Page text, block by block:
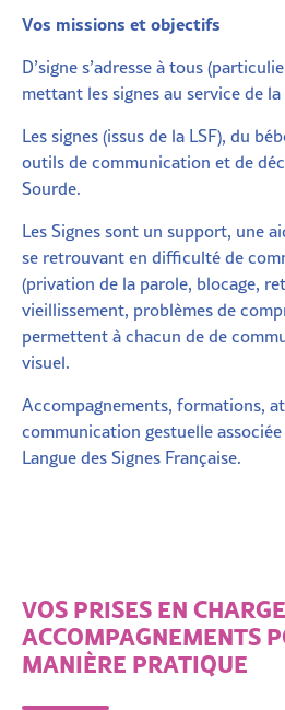
Vos missions et objectifs
D’signe s’adresse à tous
mettant les signes au service de
Les signes (issus de la LSF), du
outils de communication et de
Sourde.
Les Signes sont un support, une
se retrouvant en difficulté de
(privation de la parole, blocage,
vieillissement, problèmes de
permettent à chacun de de
visuel.
Accompagnements, formations,
communication gestuelle
Langue des Signes Française.
VOS PRISES EN
ACCOMPAGNEMENTS
MANIÈRE PRATIQUE